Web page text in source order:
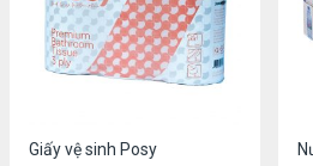
Giấy vệ sinh Posy